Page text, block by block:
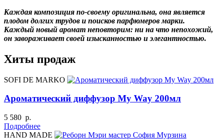
Каждая композиция по-своему оригинальна, она является
плодом долгих трудов и поисков парфюмеров марки.
Каждый новый аромат неповторим: ни на что непохожий,
он завораживает своей изысканностью и элегантностью.
Хиты продаж
SOFI DE MARKO
Ароматический диффузор My Way 200мл
5 580 р.
Подробнее
HAND MADE